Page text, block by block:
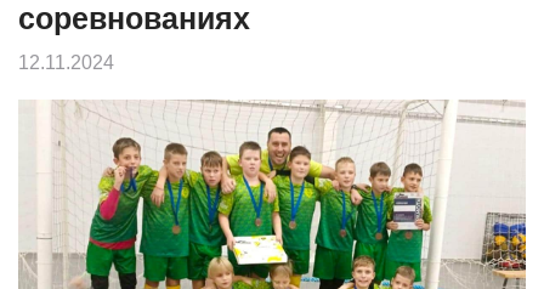
соревнованиях
12.11.2024